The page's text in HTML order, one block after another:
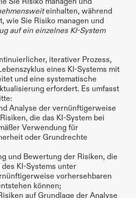
einhalten, während
wie Sie Risiko managen und
auf ein einzelnes KI-System
iterativer Prozess,
eines KI-Systems mit
und eine systematische
erfordert. Es umfasst
Analyse der vernünftigerweise
die das KI-System bei
Verwendung für
oder Grundrechte
und Bewertung der Risiken, die
KI-Systems unter
vorhersehbaren
können;
auf Grundlage der Analyse